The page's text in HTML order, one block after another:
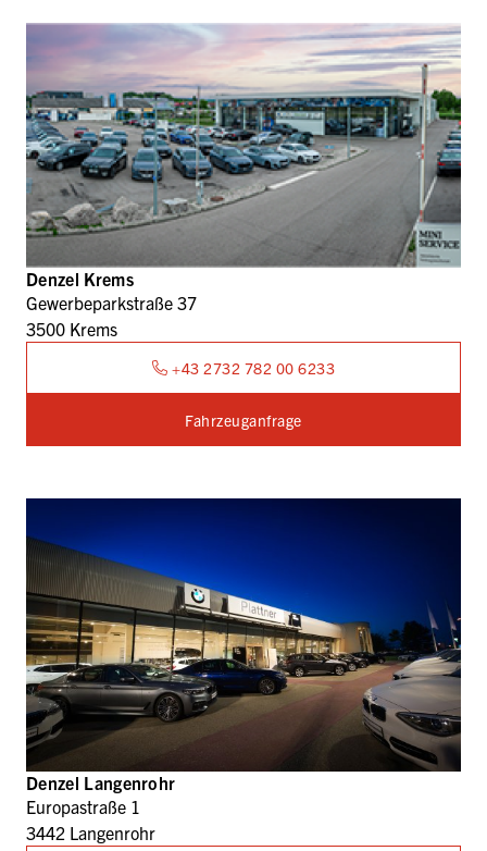
Denzel Krems
Gewerbeparkstraße 37
3500 Krems
+43 2732 782 00 6233
Fahrzeuganfrage
Denzel Langenrohr
Europastraße 1
3442 Langenrohr